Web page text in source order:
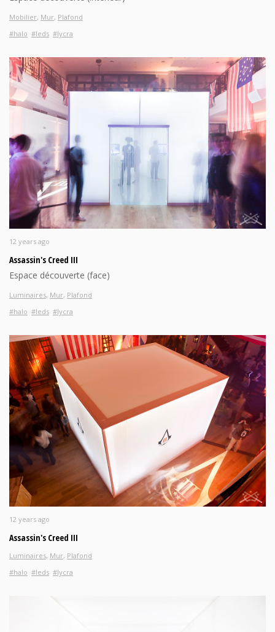
Mobilier, Mur, Plafond
#halo #leds #lycra
12 years ago
Assassin's Creed III
Espace découverte (face)
Luminaires, Mur, Plafond
#halo #leds #lycra
12 years ago
Assassin's Creed III
Luminaires, Mur, Plafond
#halo #leds #lycra